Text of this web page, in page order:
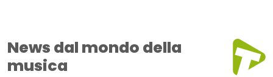
News dal mondo della
musica